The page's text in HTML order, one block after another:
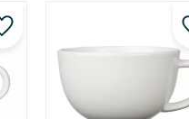
Lägg till i favoriter